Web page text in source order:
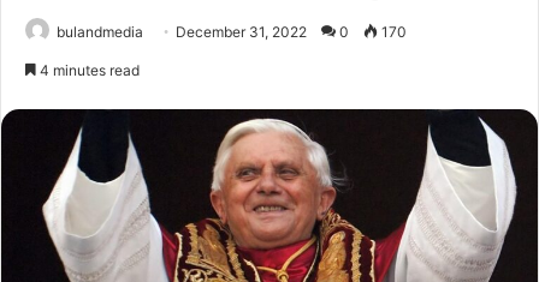
bulandmedia December 31, 2022 0 170
4 minutes read